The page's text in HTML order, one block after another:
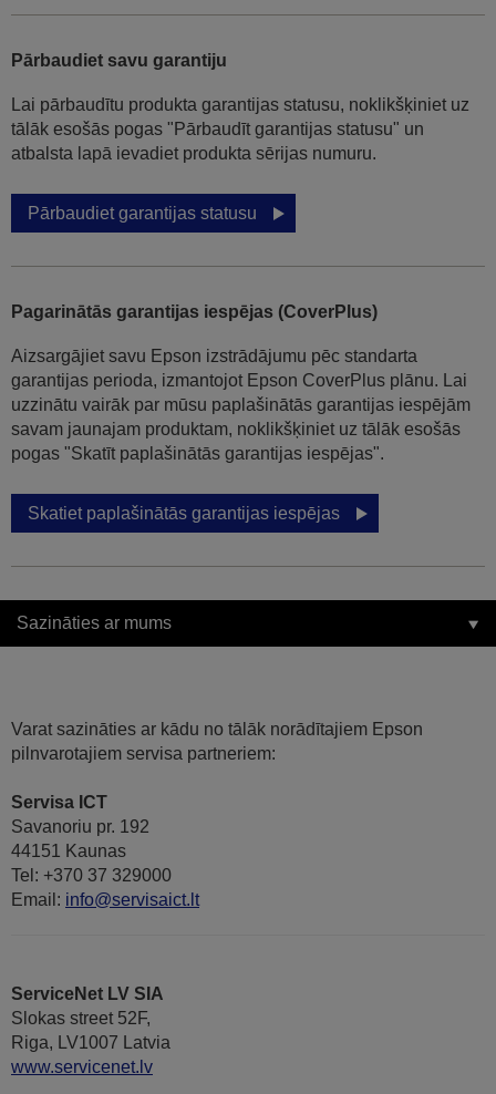
Pārbaudiet savu garantiju
Lai pārbaudītu produkta garantijas statusu, noklikšķiniet uz
tālāk esošās pogas "Pārbaudīt garantijas statusu" un
atbalsta lapā ievadiet produkta sērijas numuru.
Pārbaudiet garantijas statusu
Pagarinātās garantijas iespējas (CoverPlus)
Aizsargājiet savu Epson izstrādājumu pēc standarta
garantijas perioda, izmantojot Epson CoverPlus plānu. Lai
uzzinātu vairāk par mūsu paplašinātās garantijas iespējām
savam jaunajam produktam, noklikšķiniet uz tālāk esošās
pogas "Skatīt paplašinātās garantijas iespējas".
Skatiet paplašinātās garantijas iespējas
Sazināties ar mums
Varat sazināties ar kādu no tālāk norādītajiem Epson
pilnvarotajiem servisa partneriem:
Servisa ICT
Savanoriu pr. 192
44151 Kaunas
Tel: +370 37 329000
Email: info@servisaict.lt
ServiceNet LV SIA
Slokas street 52F,
Riga, LV1007 Latvia
www.servicenet.lv